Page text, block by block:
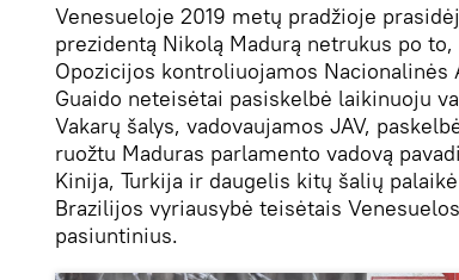
Venesueloje 2019 metų pradžioje
prezidentą Nikolą Madurą netrukus po
Opozicijos kontroliuojamos Nacionalinės
Guaido neteisėtai pasiskelbė laikinuoju
Vakarų šalys, vadovaujamos JAV,
ruožtu Maduras parlamento vadovą
Kinija, Turkija ir daugelis kitų šalių
Brazilijos vyriausybė teisėtais
pasiuntinius.